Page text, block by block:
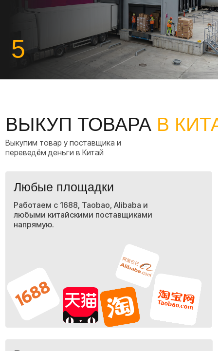
Выкуп у поставщика
Официально по инвойсу (заключаем контракт и
оплачиваем инвойс поставщику)
закупку товара в Китае — быстро,
сложностей.